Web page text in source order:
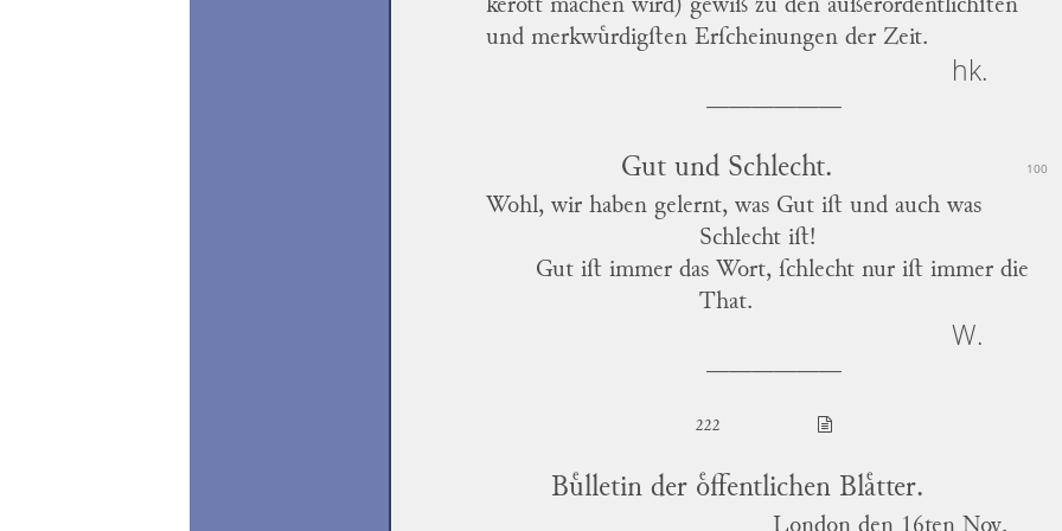
kerott machen wird) gewiß zu den außerordentlichſten
und merkwuͤrdigſten Erſcheinungen der Zeit.
hk.
Gut und Schlecht. 100
Wohl, wir haben gelernt, was Gut iſt und auch was
Schlecht iſt!
Gut iſt immer das Wort, ſchlecht nur iſt immer die
That.
W.
222
Buͤlletin der oͤffentlichen Blaͤtter.